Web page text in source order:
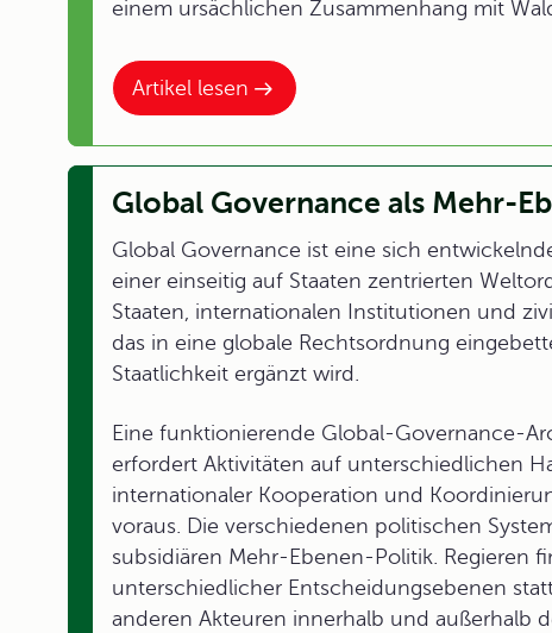
Artikel lesen
einem ursächlichen Zusammenhang mit
Global Governance als Mehr-
Global Governance ist eine sich
einer einseitig auf Staaten zentrierten
Staaten, internationalen Institutionen und
das in eine globale Rechtsordnung
Staatlichkeit ergänzt wird.
Eine funktionierende Global-Governance-
erfordert Aktivitäten auf unterschiedlichen
internationaler Kooperation und
voraus. Die verschiedenen politischen
subsidiären Mehr-Ebenen-Politik. Regieren
unterschiedlicher Entscheidungsebenen
anderen Akteuren innerhalb und außerhalb